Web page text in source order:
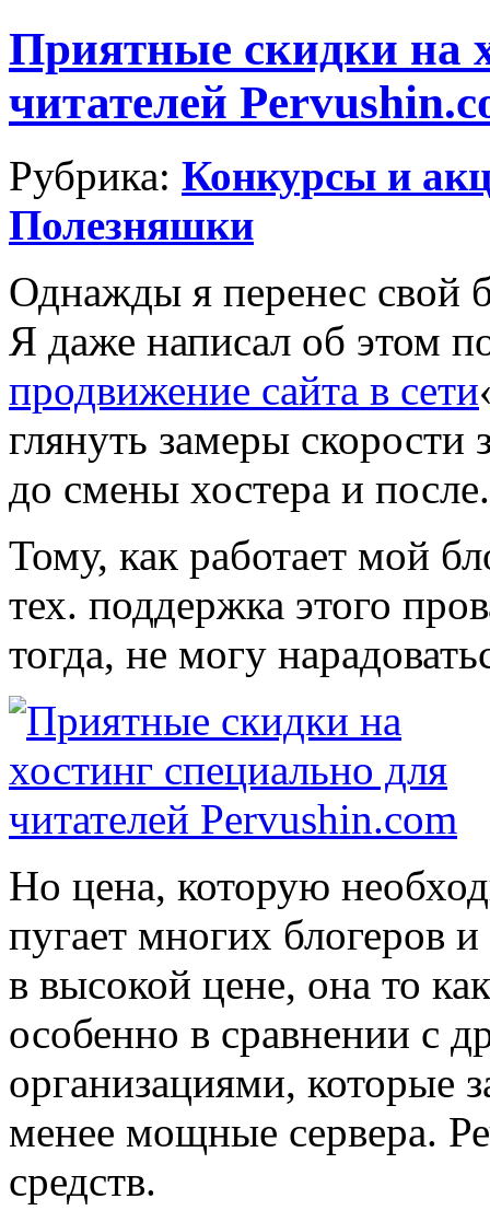
Приятные скидки на
читателей
Рубрика: Конкурсы и
Полезняшки
Однажды я перенес свой
Я даже написал об этом
продвижение сайта в сети
глянуть замеры скорости
до смены хостера и после.
Тому, как работает мой
тех. поддержка этого
тогда, не могу
Но цена, которую
пугает многих блогеров
в высокой цене, она то
особенно в сравнении с
организациями, которые
менее мощные сервера.
средств.